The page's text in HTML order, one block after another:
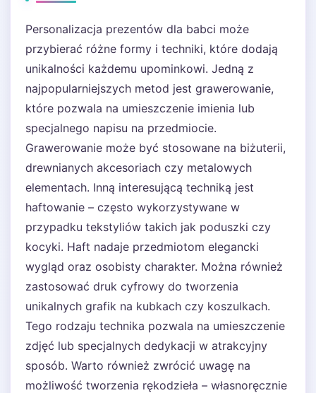
Personalizacja prezentów dla babci może
przybierać różne formy i techniki, które dodają
unikalności każdemu upominkowi. Jedną z
najpopularniejszych metod jest grawerowanie,
które pozwala na umieszczenie imienia lub
specjalnego napisu na przedmiocie.
Grawerowanie może być stosowane na biżuterii,
drewnianych akcesoriach czy metalowych
elementach. Inną interesującą techniką jest
haftowanie – często wykorzystywane w
przypadku tekstyliów takich jak poduszki czy
kocyki. Haft nadaje przedmiotom elegancki
wygląd oraz osobisty charakter. Można również
zastosować druk cyfrowy do tworzenia
unikalnych grafik na kubkach czy koszulkach.
Tego rodzaju technika pozwala na umieszczenie
zdjęć lub specjalnych dedykacji w atrakcyjny
sposób. Warto również zwrócić uwagę na
możliwość tworzenia rękodzieła – własnoręcznie